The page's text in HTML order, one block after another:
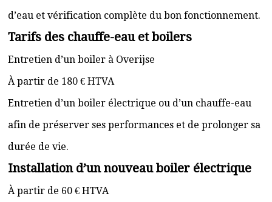
d’eau et vérification complète du bon fonctionnement.
Tarifs des chauffe-eau et boilers
Entretien d’un boiler à Overijse
À partir de 180 € HTVA
Entretien d’un boiler électrique ou d’un chauffe-eau
afin de préserver ses performances et de prolonger sa
durée de vie.
Installation d’un nouveau boiler électrique
À partir de 60 € HTVA